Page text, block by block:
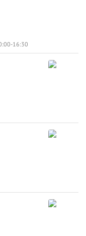
16:30